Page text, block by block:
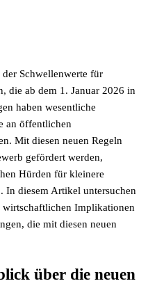
Schwellenwerte für
die ab dem 1. Januar 2026 in
haben wesentliche
an öffentlichen
Mit diesen neuen Regeln
gefördert werden,
Hürden für kleinere
In diesem Artikel untersuchen
Implikationen
die mit diesen neuen
über die neuen